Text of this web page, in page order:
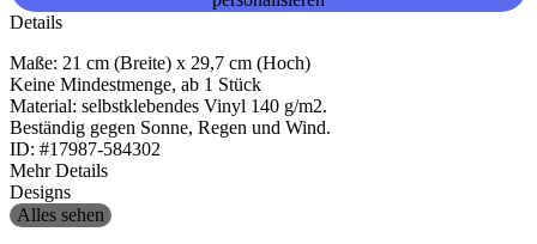
Details
Maße: 21 cm (Breite) x 29,7 cm (Hoch)
Keine Mindestmenge, ab 1 Stück
Material: selbstklebendes Vinyl 140 g/m2.
Beständig gegen Sonne, Regen und Wind.
ID: #17987-584302
Mehr Details
Designs
Alles sehen